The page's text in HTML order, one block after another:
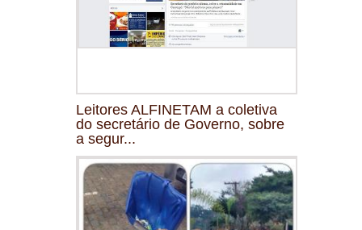
Leitores ALFINETAM a coletiva
do secretário de Governo, sobre
a segur...